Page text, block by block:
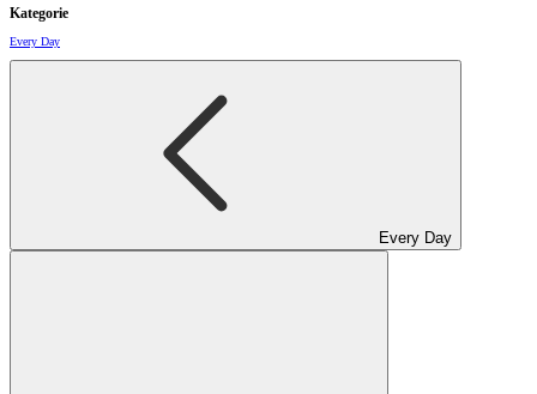
Kategorie
Every Day
Every Day